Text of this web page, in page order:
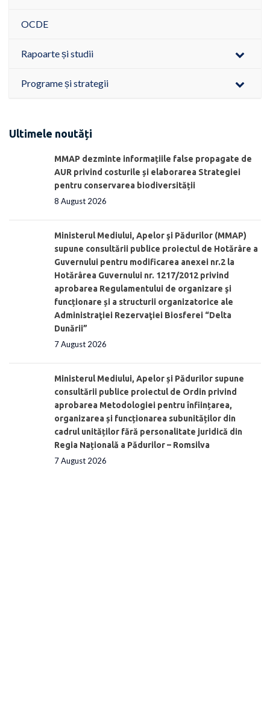
OCDE
Rapoarte și studii
Programe și strategii
Ultimele noutăți
MMAP dezminte informațiile false propagate de
AUR privind costurile și elaborarea Strategiei
pentru conservarea biodiversității
8 August 2026
Ministerul Mediului, Apelor şi Pădurilor (MMAP)
supune consultării publice proiectul de Hotărâre a
Guvernului pentru modificarea anexei nr.2 la
Hotărârea Guvernului nr. 1217/2012 privind
aprobarea Regulamentului de organizare şi
funcționare și a structurii organizatorice ale
Administraţiei Rezervaţiei Biosferei “Delta
Dunării”
7 August 2026
Ministerul Mediului, Apelor și Pădurilor supune
consultării publice proiectul de Ordin privind
aprobarea Metodologiei pentru înființarea,
organizarea și funcționarea subunităților din
cadrul unităților fără personalitate juridică din
Regia Națională a Pădurilor – Romsilva
7 August 2026